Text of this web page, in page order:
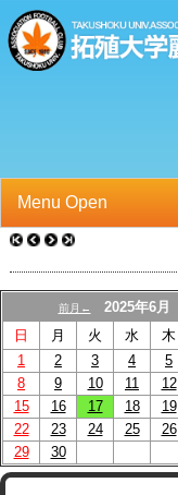
Menu Open
TOP
ニュース
クラブプロフィール
選手/スタッフ一覧
スケジュール
OB紹介/OB会
前月← 2025年6月
日 月 火 水 木
1
2 3 4 5
8
9 10 11 12
15
16 17 18 19
22
23 24 25 26
29
30